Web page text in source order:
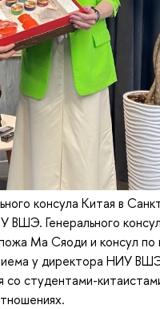
консула Китая в
ВШЭ. Генерального
Ма Сяоди и консул по
у директора НИУ
со студентами-